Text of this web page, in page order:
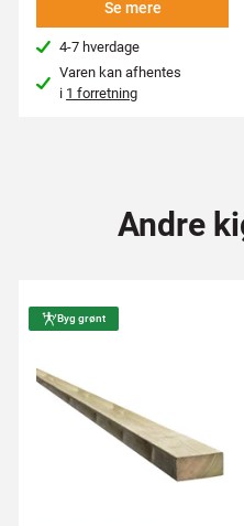
Se mere
4-7 hverdage
Varen kan afhentes
i 1 forretning
Andre
Byg grønt